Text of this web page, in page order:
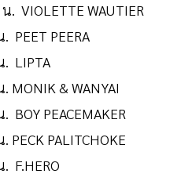
. VIOLETTE WAUTIER
PEET PEERA
. LIPTA
MONIK & WANYAI
BOY PEACEMAKER
PECK PALITCHOKE
F.HERO